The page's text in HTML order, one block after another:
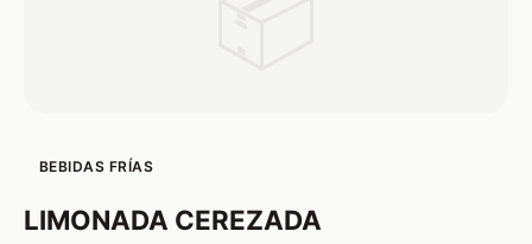
BEBIDAS FRÍAS
LIMONADA CEREZADA